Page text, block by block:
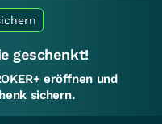
geschenkt!
eröffnen und
sichern.